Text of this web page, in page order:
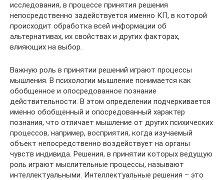
исследования, в процессе принятия решения
непосредственно задействуется именно КП, в которой
происходит обработка всей информации об
альтернативах, их свойствах и других факторах,
влияющих на выбор.
Важную роль в принятии решений играют процессы
мышления. В психологии мышление понимается как
обобщенное и опосредованное познание
действительности. В этом определении подчеркивается
именно обобщенный и опосредованный характер
познания, что отличает мышление от других психических
процессов, например, восприятия, когда изучаемый
объект непосредственно воздействует на органы
чувств индивида. Решения, в принятии которых ведущую
роль играют мыслительные процессы, называют
интеллектуальными. Интеллектуальные решения – это